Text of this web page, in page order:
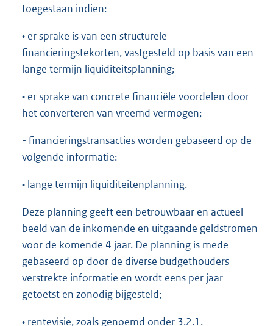
toegestaan indien:
• er sprake is van een structurele
financieringstekorten, vastgesteld op basis van een
lange termijn liquiditeitsplanning;
• er sprake van concrete financiële voordelen door
het converteren van vreemd vermogen;
- financieringstransacties worden gebaseerd op de
volgende informatie:
• lange termijn liquiditeitenplanning.
Deze planning geeft een betrouwbaar en actueel
beeld van de inkomende en uitgaande geldstromen
voor de komende 4 jaar. De planning is mede
gebaseerd op door de diverse budgethouders
verstrekte informatie en wordt eens per jaar
getoetst en zonodig bijgesteld;
• rentevisie, zoals genoemd onder 3.2.1.